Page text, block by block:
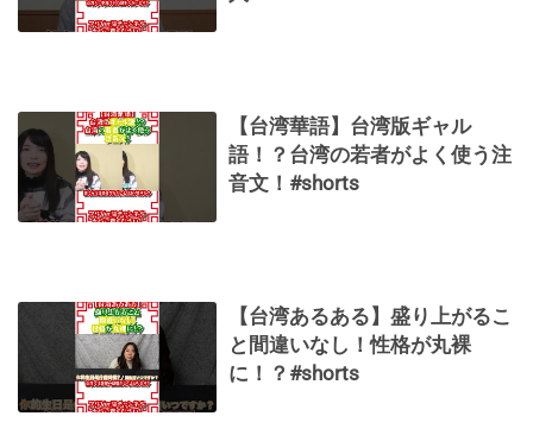
【台湾華語】台湾版ギャル
語！？台湾の若者がよく使う注
音文！#shorts
【台湾あるある】盛り上がるこ
と間違いなし！性格が丸裸
に！？#shorts